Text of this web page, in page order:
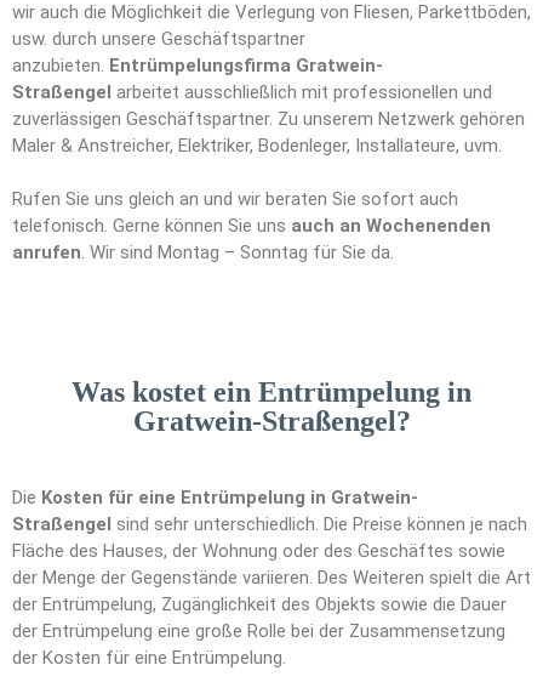
wir auch die Möglichkeit die Verlegung von Fliesen, Parkettböden,
usw. durch unsere Geschäftspartner
anzubieten. Entrümpelungsfirma Gratwein-
Straßengel arbeitet ausschließlich mit professionellen und
zuverlässigen Geschäftspartner. Zu unserem Netzwerk gehören
Maler & Anstreicher, Elektriker, Bodenleger, Installateure, uvm.
Rufen Sie uns gleich an und wir beraten Sie sofort auch
telefonisch. Gerne können Sie uns auch an Wochenenden
anrufen. Wir sind Montag – Sonntag für Sie da.
Was kostet ein Entrümpelung in
Gratwein-Straßengel?
Die Kosten für eine Entrümpelung in Gratwein-
Straßengel sind sehr unterschiedlich. Die Preise können je nach
Fläche des Hauses, der Wohnung oder des Geschäftes sowie
der Menge der Gegenstände variieren. Des Weiteren spielt die Art
der Entrümpelung, Zugänglichkeit des Objekts sowie die Dauer
der Entrümpelung eine große Rolle bei der Zusammensetzung
der Kosten für eine Entrümpelung.